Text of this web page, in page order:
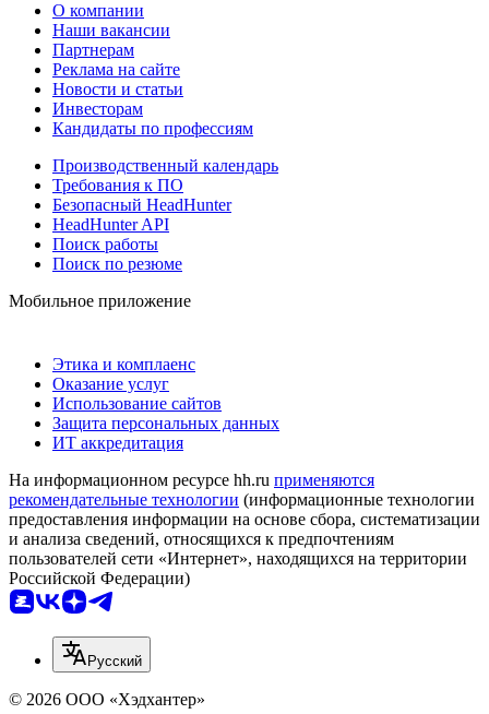
О компании
Наши вакансии
Партнерам
Реклама на сайте
Новости и статьи
Инвесторам
Кандидаты по профессиям
Производственный календарь
Требования к ПО
Безопасный HeadHunter
HeadHunter API
Поиск работы
Поиск по резюме
Мобильное приложение
Этика и комплаенс
Оказание услуг
Использование сайтов
Защита персональных данных
ИТ аккредитация
На информационном ресурсе hh.ru применяются
рекомендательные технологии (информационные технологии
предоставления информации на основе сбора, систематизации
и анализа сведений, относящихся к предпочтениям
пользователей сети «Интернет», находящихся на территории
Российской Федерации)
Русский
© 2026 ООО «Хэдхантер»